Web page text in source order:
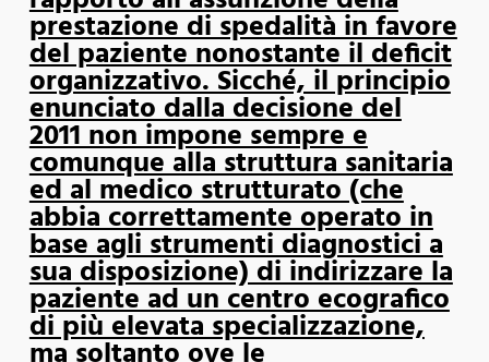
prestazione di spedalità in favore
del paziente nonostante il deficit
organizzativo. Sicché, il principio
enunciato dalla decisione del
2011 non impone sempre e
comunque alla struttura sanitaria
ed al medico strutturato (che
abbia correttamente operato in
base agli strumenti diagnostici a
sua disposizione) di indirizzare la
paziente ad un centro ecografico
di più elevata specializzazione,